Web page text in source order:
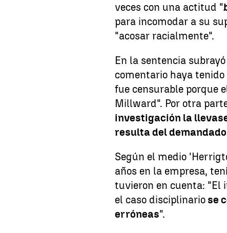
veces con una actitud "
para incomodar a su
"acosar racialmente".
En la sentencia
comentario haya
fue censurable porque
Millward". Por otra
investigación la
resulta del demandado
Según el medio
años en la empresa,
tuvieron en cuenta: "El
el caso disciplinariose
erróneas".